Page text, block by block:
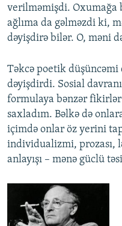
verilməmişdi. Oxumağa
ağlıma da gəlməzdi ki,
dəyişdirə bilər. O, məni
Təkcə poetik düşüncəmi
dəyişdirdi. Sosial
formulaya bənzər fikirlər
saxladım. Bəlkə də
içimdə onlar öz yerini
individualizmi, prozası,
anlayışı – mənə güclü